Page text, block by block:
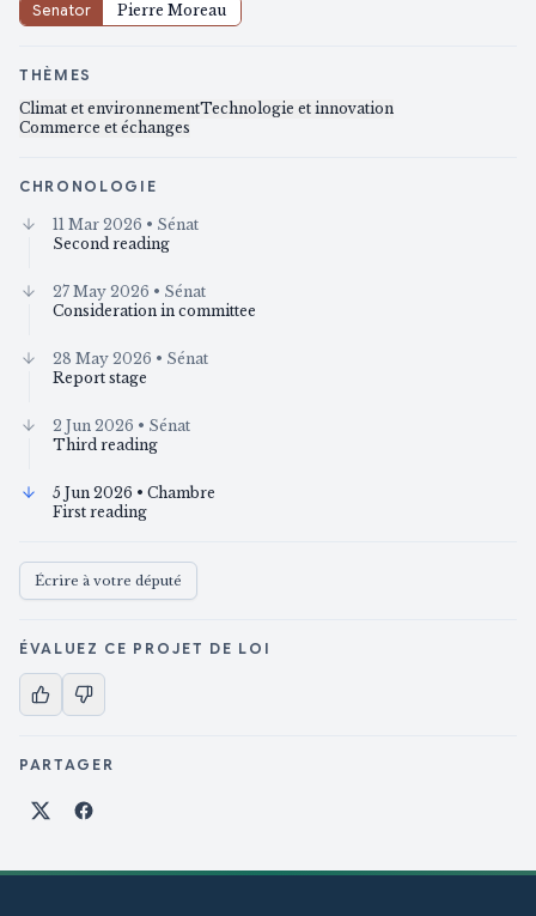
Senator Pierre Moreau
THÈMES
Climat et environnementTechnologie et innovation
Commerce et échanges
CHRONOLOGIE
11 Mar 2026 • Sénat
Second reading
27 May 2026 • Sénat
Consideration in committee
28 May 2026 • Sénat
Report stage
2 Jun 2026 • Sénat
Third reading
5 Jun 2026 • Chambre
First reading
Écrire à votre député
ÉVALUEZ CE PROJET DE LOI
PARTAGER
Partager sur X
Partager sur Facebook